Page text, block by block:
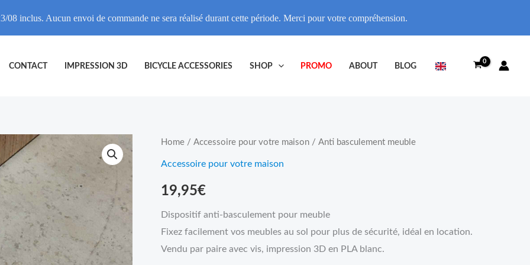
CONTACT IMPRESSION 3D BICYCLE ACCESSORIES SHOP PROMO ABOUT BLOG
Home / Accessoire pour votre maison / Anti basculement meuble
Accessoire pour votre maison
19,95€
Dispositif anti-basculement pour meuble
Fixez facilement vos meubles au sol pour plus de sécurité, idéal en location.
Vendu par paire avec vis, impression 3D en PLA blanc.
Anti
basculement
quantity
08 inclus. Aucun envoi de commande ne sera réalisé durant cette période. Merci pour votre compréhension.